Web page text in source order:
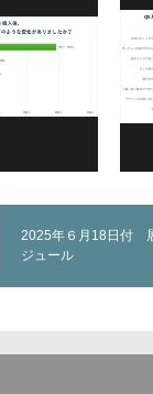
2025年６月18日付
ジュール